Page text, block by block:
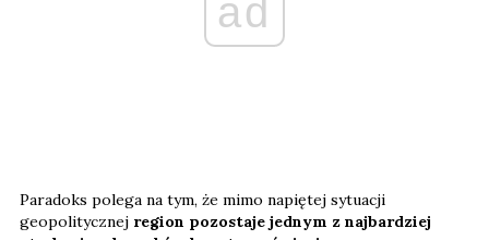
ad
Paradoks polega na tym, że mimo napiętej sytuacji
geopolitycznej region pozostaje jednym z najbardziej